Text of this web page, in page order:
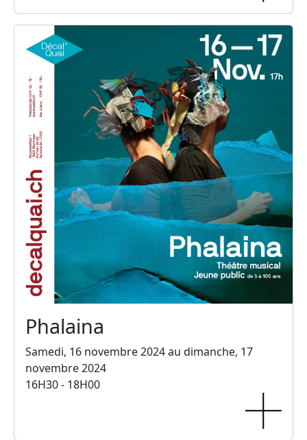
Phalaina
Samedi, 16 novembre 2024 au dimanche, 17
novembre 2024
16H30 - 18H00